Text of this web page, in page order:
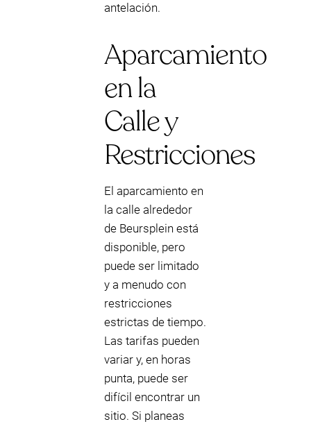
antelación.
Aparcamiento
en la
Calle y
Restricciones
El aparcamiento en
la calle alrededor
de Beursplein está
disponible, pero
puede ser limitado
y a menudo con
restricciones
estrictas de tiempo.
Las tarifas pueden
variar y, en horas
punta, puede ser
difícil encontrar un
sitio. Si planeas